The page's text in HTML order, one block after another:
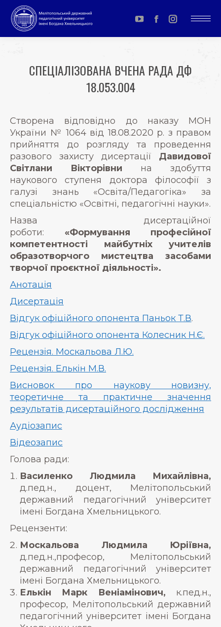
YouTube
page
in
Facebook
page
in
Instagram
page
in
СПЕЦІАЛІЗОВАНА ВЧЕНА РАДА ДФ
18.053.004
Створена відповідно до наказу МОН
України № 1064 від 18.08.2020 р. з правом
прийняття до розгляду та проведення
разового захисту дисертації Давидової
Світлани Вікторівни на здобуття
наукового ступеня доктора філософії з
галузі знань «Освіта/Педагогіка» за
спеціальністю «Освітні, педагогічні науки».
Назва дисертаційної
роботи: «Формування професійної
компетентності майбутніх учителів
образотворчого мистецтва засобами
творчої проєктної діяльності».
Анотація
Дисертація
Відгук офіційного опонента Паньок Т.В.
Відгук офіційного опонента Колесник Н.Є.
Рецензія. Москальова Л.Ю.
Рецензія. Елькін М.В.
Висновок про наукову новизну,
теоретичне та практичне значення
результатів дисертаційного дослідження
Аудіозапис
Відеозапис
Голова ради:
Василенко Людмила Михайлівна,
д.пед.н., доцент, Мелітопольський
державний педагогічний університет
імені Богдана Хмельницького.
Рецензенти:
Москальова Людмила Юріївна,
д.пед.н.,професор, Мелітопольський
державний педагогічний університет
імені Богдана Хмельницького.
Елькін Марк Веніамінович, к.пед.н.,
професор, Мелітопольський державний
педагогічний університет імені Богдана